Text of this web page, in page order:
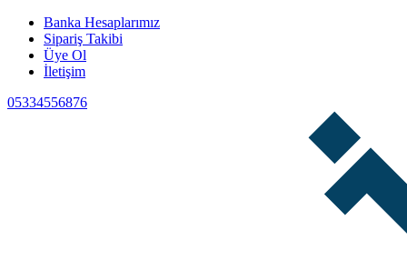
Banka Hesaplarımız
Sipariş Takibi
Üye Ol
İletişim
05334556876